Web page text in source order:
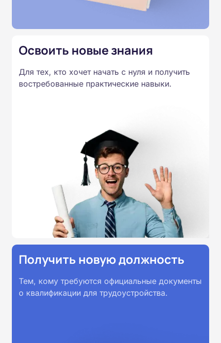
Освоить новые знания
Для тех, кто хочет начать с нуля и получить
востребованные практические навыки.
Получить новую должность
Тем, кому требуются официальные документы
о квалификации для трудоустройства.